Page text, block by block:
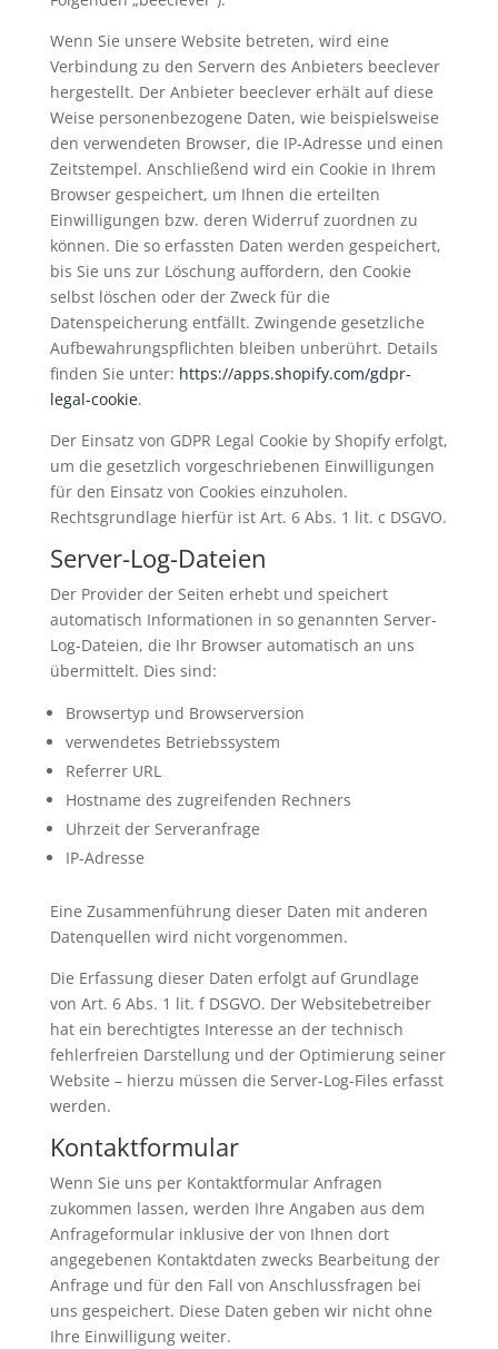
Wenn Sie unsere Website betreten, wird eine
Verbindung zu den Servern des Anbieters beeclever
hergestellt. Der Anbieter beeclever erhält auf diese
Weise personenbezogene Daten, wie beispielsweise
den verwendeten Browser, die IP-Adresse und einen
Zeitstempel. Anschließend wird ein Cookie in Ihrem
Browser gespeichert, um Ihnen die erteilten
Einwilligungen bzw. deren Widerruf zuordnen zu
können. Die so erfassten Daten werden gespeichert,
bis Sie uns zur Löschung auffordern, den Cookie
selbst löschen oder der Zweck für die
Datenspeicherung entfällt. Zwingende gesetzliche
Aufbewahrungspflichten bleiben unberührt. Details
finden Sie unter: https://apps.shopify.com/gdpr-
legal-cookie.
Der Einsatz von GDPR Legal Cookie by Shopify erfolgt,
um die gesetzlich vorgeschriebenen Einwilligungen
für den Einsatz von Cookies einzuholen.
Rechtsgrundlage hierfür ist Art. 6 Abs. 1 lit. c DSGVO.
Server-Log-Dateien
Der Provider der Seiten erhebt und speichert
automatisch Informationen in so genannten Server-
Log-Dateien, die Ihr Browser automatisch an uns
übermittelt. Dies sind:
Browsertyp und Browserversion
verwendetes Betriebssystem
Referrer URL
Hostname des zugreifenden Rechners
Uhrzeit der Serveranfrage
IP-Adresse
Eine Zusammenführung dieser Daten mit anderen
Datenquellen wird nicht vorgenommen.
Die Erfassung dieser Daten erfolgt auf Grundlage
von Art. 6 Abs. 1 lit. f DSGVO. Der Websitebetreiber
hat ein berechtigtes Interesse an der technisch
fehlerfreien Darstellung und der Optimierung seiner
Website – hierzu müssen die Server-Log-Files erfasst
werden.
Kontaktformular
Wenn Sie uns per Kontaktformular Anfragen
zukommen lassen, werden Ihre Angaben aus dem
Anfrageformular inklusive der von Ihnen dort
angegebenen Kontaktdaten zwecks Bearbeitung der
Anfrage und für den Fall von Anschlussfragen bei
uns gespeichert. Diese Daten geben wir nicht ohne
Ihre Einwilligung weiter.